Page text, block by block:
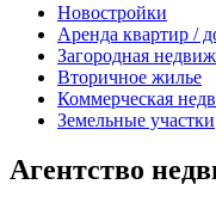
Новостройки
Аренда квартир /
Загородная
Вторичное жилье
Коммерческая
Земельные участки
Агентство